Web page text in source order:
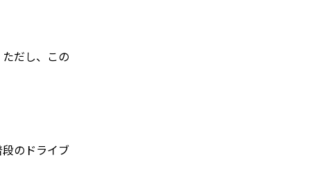
だし、この
のドライブ